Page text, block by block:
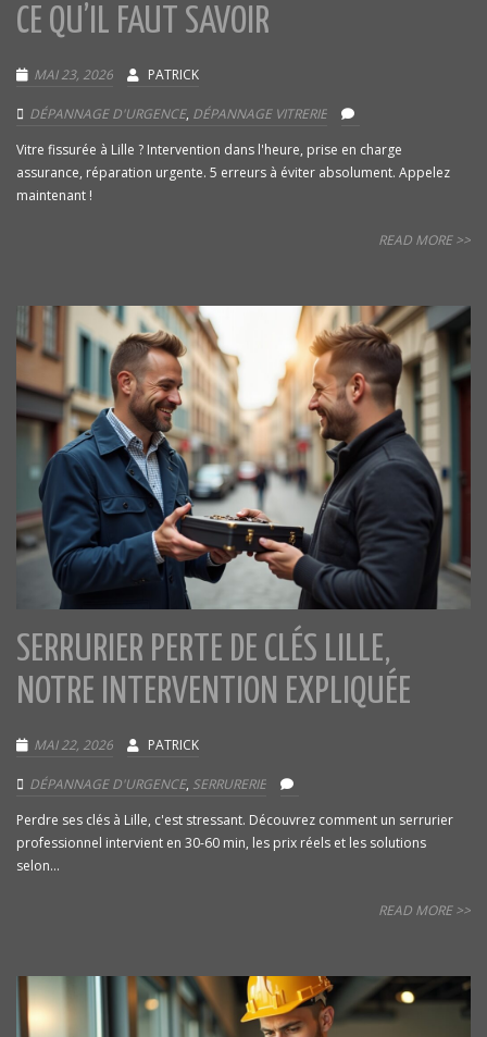
CE QU’IL FAUT SAVOIR
MAI 23, 2026 PATRICK
DÉPANNAGE D'URGENCE, DÉPANNAGE VITRERIE
Vitre fissurée à Lille ? Intervention dans l'heure, prise en charge
assurance, réparation urgente. 5 erreurs à éviter absolument. Appelez
maintenant !
READ MORE >>
SERRURIER PERTE DE CLÉS LILLE,
NOTRE INTERVENTION EXPLIQUÉE
MAI 22, 2026 PATRICK
DÉPANNAGE D'URGENCE, SERRURERIE
Perdre ses clés à Lille, c'est stressant. Découvrez comment un serrurier
professionnel intervient en 30-60 min, les prix réels et les solutions
selon...
READ MORE >>